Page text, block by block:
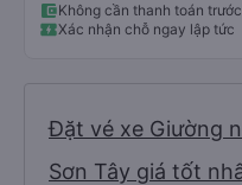
Không cần thanh toán trước
Xác nhận chỗ ngay lập tức
Đặt vé xe Giường
Sơn Tây giá tốt